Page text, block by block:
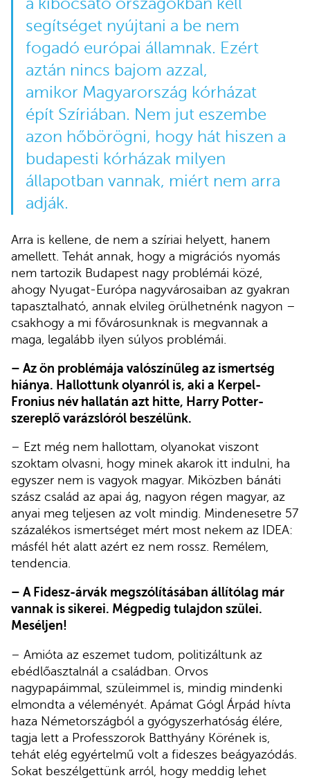
a kibocsátó országokban kell
segítséget nyújtani a be nem
fogadó európai államnak. Ezért
aztán nincs bajom azzal,
amikor Magyarország kórházat
épít Szíriában. Nem jut eszembe
azon hőbörögni, hogy hát hiszen a
budapesti kórházak milyen
állapotban vannak, miért nem arra
adják.
Arra is kellene, de nem a szíriai helyett, hanem
amellett. Tehát annak, hogy a migrációs nyomás
nem tartozik Budapest nagy problémái közé,
ahogy Nyugat-Európa nagyvárosaiban az gyakran
tapasztalható, annak elvileg örülhetnénk nagyon –
csakhogy a mi fővárosunknak is megvannak a
maga, legalább ilyen súlyos problémái.
– Az ön problémája valószínűleg az ismertség
hiánya. Hallottunk olyanról is, aki a Kerpel-
Fronius név hallatán azt hitte, Harry Potter-
szereplő varázslóról beszélünk.
– Ezt még nem hallottam, olyanokat viszont
szoktam olvasni, hogy minek akarok itt indulni, ha
egyszer nem is vagyok magyar. Miközben bánáti
szász család az apai ág, nagyon régen magyar, az
anyai meg teljesen az volt mindig. Mindenesetre 57
százalékos ismertséget mért most nekem az IDEA:
másfél hét alatt azért ez nem rossz. Remélem,
tendencia.
– A Fidesz-árvák megszólításában állítólag már
vannak is sikerei. Mégpedig tulajdon szülei.
Meséljen!
– Amióta az eszemet tudom, politizáltunk az
ebédlőasztalnál a családban. Orvos
nagypapáimmal, szüleimmel is, mindig mindenki
elmondta a véleményét. Apámat Gógl Árpád hívta
haza Németországból a gyógyszerhatóság élére,
tagja lett a Professzorok Batthyány Körének is,
tehát elég egyértelmű volt a fideszes beágyazódás.
Sokat beszélgettünk arról, hogy meddig lehet